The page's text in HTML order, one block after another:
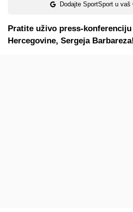
Dodajte SportSport u vaš
Pratite uživo press-
Hercegovine, Sergeja Barbareza!